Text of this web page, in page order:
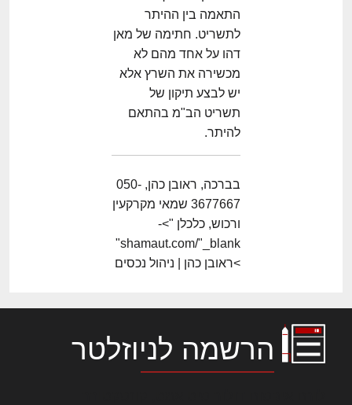
התאמה בין ההיתר
לתשריט. חתימה של מאן
דהו על אחד מהם לא
מכשירה את השרץ אלא
יש לבצע תיקון של
תשריט הב"מ בהתאם
להיתר.
בברכה, ראובן כהן, 050-
3677667 שמאי מקרקעין
ורכוש, כלכלן ">-
shamaut.com/"_blank"
>ראובן כהן | ניהול נכסים
הרשמה לניוזלטר